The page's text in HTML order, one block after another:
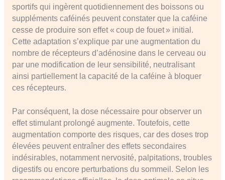
sportifs qui ingèrent quotidiennement des boissons ou
suppléments caféinés peuvent constater que la caféine
cesse de produire son effet « coup de fouet » initial.
Cette adaptation s’explique par une augmentation du
nombre de récepteurs d’adénosine dans le cerveau ou
par une modification de leur sensibilité, neutralisant
ainsi partiellement la capacité de la caféine à bloquer
ces récepteurs.
Par conséquent, la dose nécessaire pour observer un
effet stimulant prolongé augmente. Toutefois, cette
augmentation comporte des risques, car des doses trop
élevées peuvent entraîner des effets secondaires
indésirables, notamment nervosité, palpitations, troubles
digestifs ou encore perturbations du sommeil. Selon les